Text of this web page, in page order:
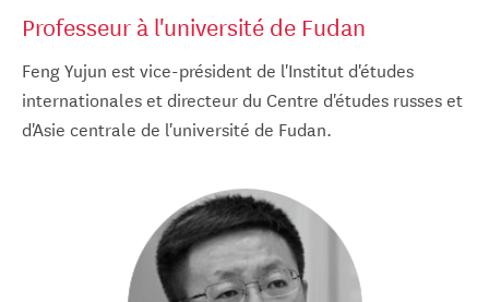
Professeur à l'université de Fudan
Feng Yujun est vice-président de l'Institut d'études
internationales et directeur du Centre d'études russes et
d'Asie centrale de l'université de Fudan.